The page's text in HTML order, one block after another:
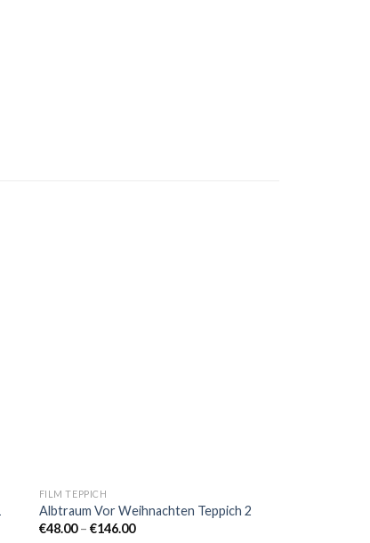
FILM TEPPICH
Albtraum Vor Weihnachten Teppich 2
€48.00 – €146.00Preisspanne: